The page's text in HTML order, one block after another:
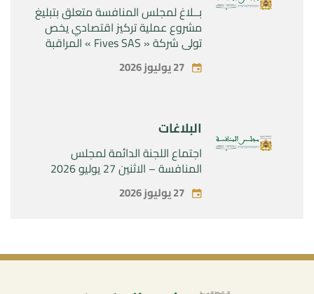
بــلاغ لمجلس المنافسة متعلق بتبليغ
مشروع عملية تركيز اقتصادي يخص
تولي شركة « Fives SAS » المراقبة
SAS »27 يوليوز 2026
البلاغات
اجتماع اللجنة الدائمة لمجلس
المنافسة – الاثنين 27 يوليو 2026
27 يوليوز 2026